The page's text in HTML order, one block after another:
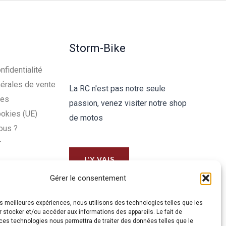
Gérer le consentement
meilleures expériences, nous utilisons des technologies telles que les
stocker et/ou accéder aux informations des appareils. Le fait de
technologies nous permettra de traiter des données telles que le
de vente
(UE)
?
Storm-Bike
La RC n'est pas notre seule
passion, venez visiter notre shop
de motos
J'Y VAIS